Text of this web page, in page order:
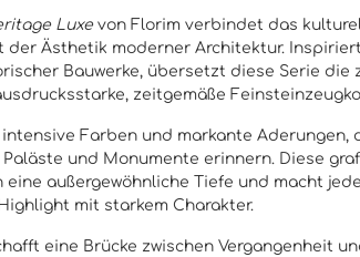
Luxevon Florim verbindet das
der Ästhetik moderner Architektur.
Bauwerke, übersetzt diese Serie die
zeitgemäße
intensive Farben und markante
und Monumente erinnern. Diese
außergewöhnliche Tiefe und macht
mit starkem Charakter.
eine Brücke zwischen Vergangenheit